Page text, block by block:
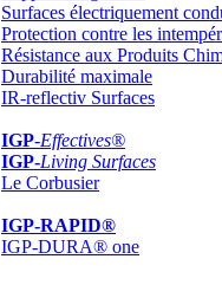
Surfaces électriquement
Protection contre les
Résistance aux Produits
Durabilité maximale
IR-reflectiv Surfaces
IGP-Effectives®
IGP-Living Surfaces
Le Corbusier
IGP-RAPID®
IGP-DURA® one